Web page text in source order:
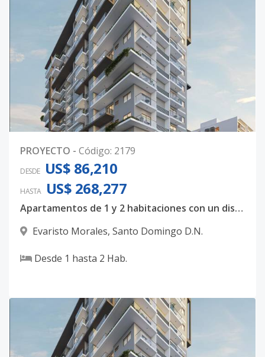
PROYECTO - Código: 2179
DESDE US$ 86,210
HASTA US$ 268,277
Apartamentos de 1 y 2 habitaciones con un diseño totalmente majestuoso
Evaristo Morales, Santo Domingo D.N.
Desde 1 hasta 2 Hab.